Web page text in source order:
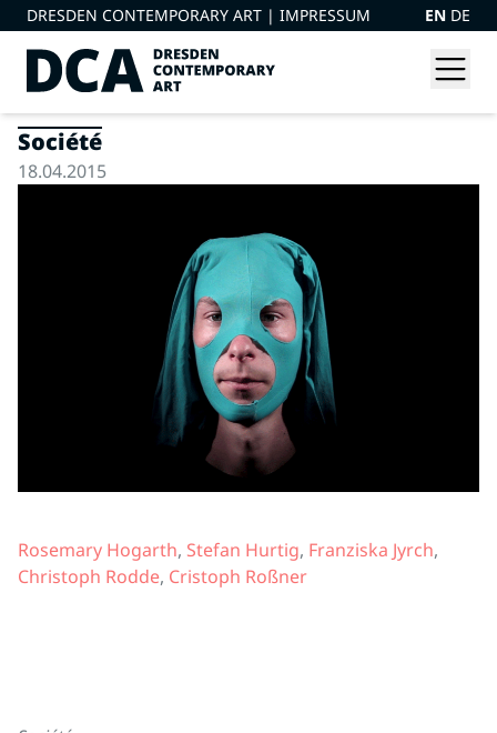
DRESDEN CONTEMPORARY ART | IMPRESSUM EN DE
Société
18.04.2015
Rosemary Hogarth, Stefan Hurtig, Franziska Jyrch,
Christoph Rodde, Cristoph Roßner